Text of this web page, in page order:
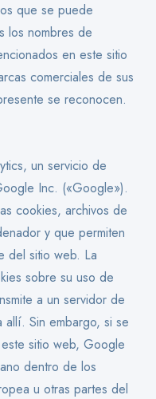
que se puede
los nombres de
en este sitio
comerciales de sus
se reconocen.
un servicio de
Inc. («Google»).
cookies, archivos de
y que permiten
del sitio web. La
sobre su uso de
a un servidor de
allí. Sin embargo, si se
sitio web, Google
dentro de los
u otras partes del